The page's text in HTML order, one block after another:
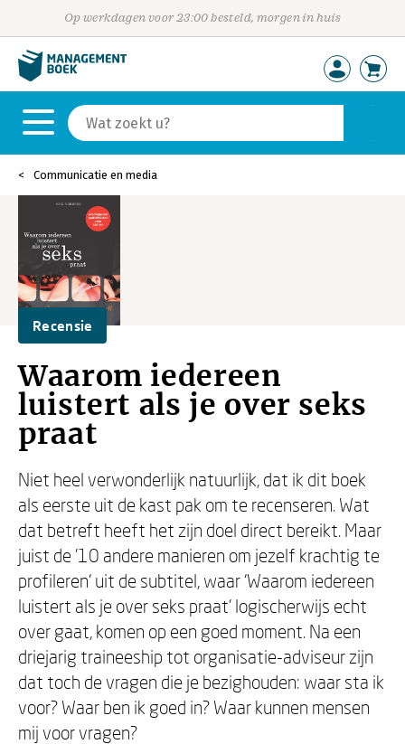
Op werkdagen voor 23:00 besteld, morgen in huis
Communicatie en media
Recensie
Waarom iedereen
luistert als je over seks
praat
Niet heel verwonderlijk natuurlijk, dat ik dit boek
als eerste uit de kast pak om te recenseren. Wat
dat betreft heeft het zijn doel direct bereikt. Maar
juist de ’10 andere manieren om jezelf krachtig te
profileren’ uit de subtitel, waar ‘Waarom iedereen
luistert als je over seks praat’ logischerwijs echt
over gaat, komen op een goed moment. Na een
driejarig traineeship tot organisatie-adviseur zijn
dat toch de vragen die je bezighouden: waar sta ik
voor? Waar ben ik goed in? Waar kunnen mensen
mij voor vragen?